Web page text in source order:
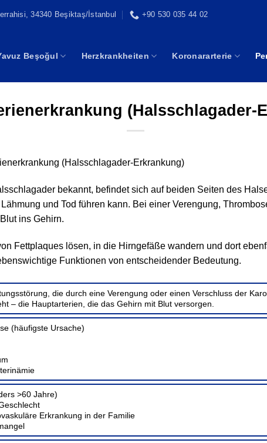
34340 Beşiktaş/İstanbul +90 530 035 44 02
Beşoğul Herzkrankheiten Koronararterie
(Halsschlagader-
(Halsschlagader-Erkrankung)
bekannt, befindet sich auf beiden Seiten des
und Tod führen kann. Bei einer Verengung,
ins Gehirn.
Fettplaques lösen, in die Hirngefäße wandern und dort
Funktionen von entscheidender Bedeutung.
die durch eine Verengung oder einen Verschluss der
– die Hauptarterien, die das Gehirn mit Blut versorgen.
(häufigste Ursache)
>60 Jahre)
Erkrankung in der Familie